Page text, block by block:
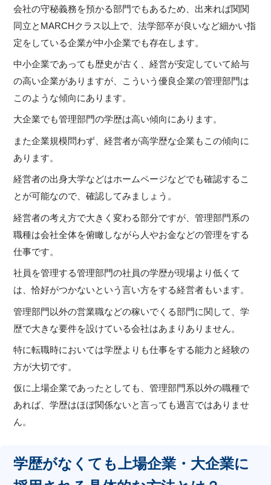
会社の守秘義務を預かる部門でもあるため、出来れば関関
同立とMARCHクラス以上で、法学部卒が良いなど細かい指
定をしている企業が中小企業でも存在します。
中小企業であっても歴史が古く、経営が安定していて給与
の高い企業がありますが、こういう優良企業の管理部門は
このような傾向にあります。
大企業でも管理部門の学歴は高い傾向にあります。
また企業規模問わず、経営者が高学歴な企業もこの傾向に
あります。
経営者の出身大学などはホームページなどでも確認するこ
とが可能なので、確認してみましょう。
経営者の考え方で大きく変わる部分ですが、管理部門系の
職種は会社全体を俯瞰しながら人やお金などの管理をする
仕事です。
社員を管理する管理部門の社員の学歴が現場より低くて
は、恰好がつかないという言い方をする経営者もいます。
管理部門以外の営業職などの稼いでくる部門に関して、学
歴で大きな要件を設けている会社はあまりありません。
特に転職時においては学歴よりも仕事をする能力と経験の
方が大切です。
仮に上場企業であったとしても、管理部門系以外の職種で
あれば、学歴はほぼ関係ないと言っても過言ではありませ
ん。
学歴がなくても上場企業・大企業に